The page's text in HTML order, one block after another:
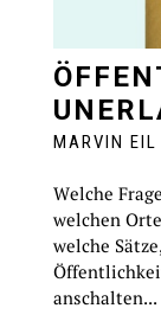
MARVIN EIL
Welche
welchen
welche
anschalten...